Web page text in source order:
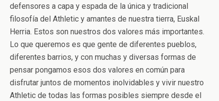
defensores a capa y espada de la única y tradicional
filosofía del Athletic y amantes de nuestra tierra, Euskal
Herria. Estos son nuestros dos valores más importantes.
Lo que queremos es que gente de diferentes pueblos,
diferentes barrios, y con muchas y diversas formas de
pensar pongamos esos dos valores en común para
disfrutar juntos de momentos inolvidables y vivir nuestro
Athletic de todas las formas posibles siempre desde el